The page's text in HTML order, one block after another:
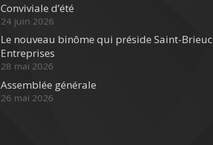
Conviviale d’été
24 juin 2026
Le nouveau binôme qui préside Saint-Brieuc
Entreprises
28 mai 2026
Assemblée générale
26 mai 2026